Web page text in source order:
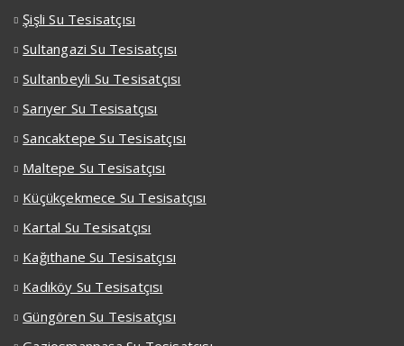
Şişli Su Tesisatçısı
Sultangazi Su Tesisatçısı
Sultanbeyli Su Tesisatçısı
Sarıyer Su Tesisatçısı
Sancaktepe Su Tesisatçısı
Maltepe Su Tesisatçısı
Küçükçekmece Su Tesisatçısı
Kartal Su Tesisatçısı
Kağıthane Su Tesisatçısı
Kadıköy Su Tesisatçısı
Güngören Su Tesisatçısı